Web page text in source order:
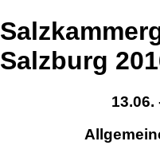
Salzburg
13.06.